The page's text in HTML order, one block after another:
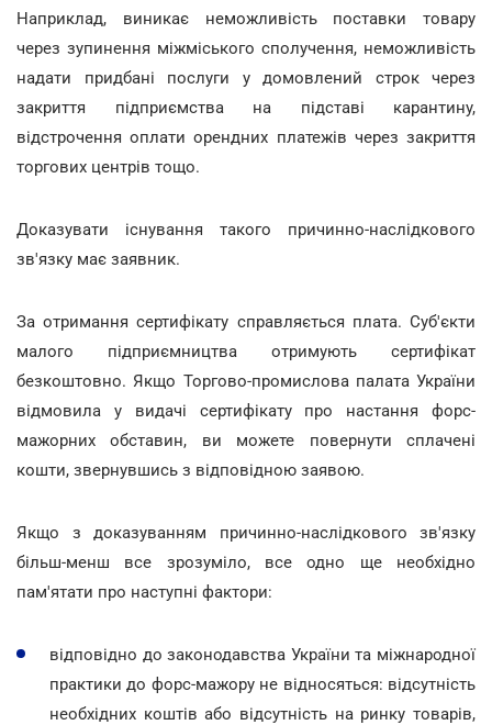
Наприклад, виникає неможливість поставки товару
через зупинення міжміського сполучення, неможливість
надати придбані послуги у домовлений строк через
закриття підприємства на підставі карантину,
відстрочення оплати орендних платежів через закриття
торгових центрів тощо.
Доказувати існування такого причинно-наслідкового
зв'язку має заявник.
За отримання сертифікату справляється плата. Суб'єкти
малого підприємництва отримують сертифікат
безкоштовно. Якщо Торгово-промислова палата України
відмовила у видачі сертифікату про настання форс-
мажорних обставин, ви можете повернути сплачені
кошти, звернувшись з відповідною заявою.
Якщо з доказуванням причинно-наслідкового зв'язку
більш-менш все зрозуміло, все одно ще необхідно
пам'ятати про наступні фактори:
відповідно до законодавства України та міжнародної
практики до форс-мажору не відносяться: відсутність
необхідних коштів або відсутність на ринку товарів,